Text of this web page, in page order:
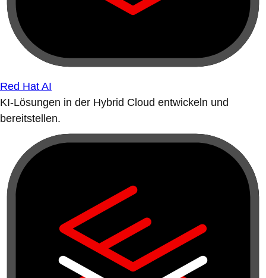
Red Hat AI
KI-Lösungen in der Hybrid Cloud entwickeln und
bereitstellen.